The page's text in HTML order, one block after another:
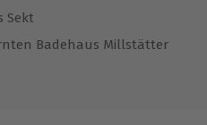
Sekt
Badehaus Millstätter